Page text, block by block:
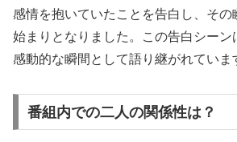
感情を抱いていたことを告白し、その
始まりとなりました。この告白シーン
感動的な瞬間として語り継がれていま
番組内での二人の関係性は？